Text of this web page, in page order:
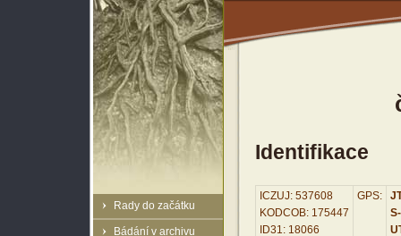
Rady do začátku
Bádání v archivu
Identifikace
ICZUJ: 537608
KODCOB: 175447
ID31: 18066
GPS: